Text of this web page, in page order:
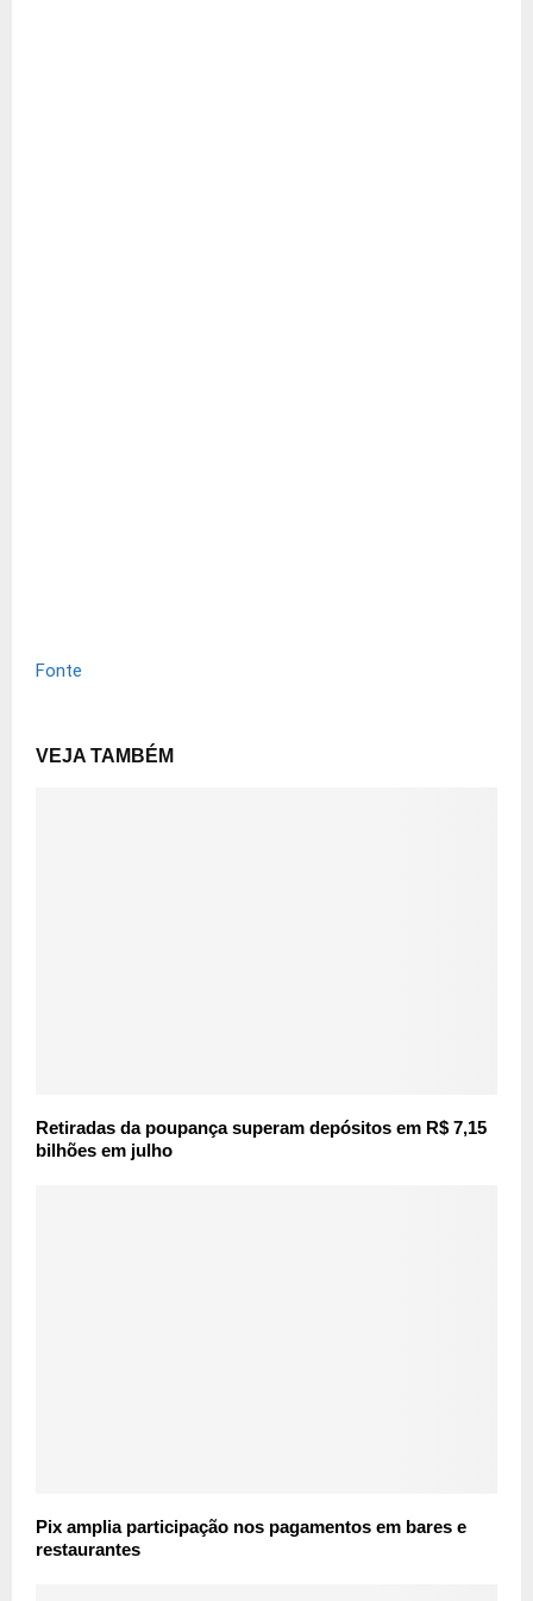
Fonte
VEJA TAMBÉM
Retiradas da poupança superam depósitos em R$ 7,15
bilhões em julho
Pix amplia participação nos pagamentos em bares e
restaurantes